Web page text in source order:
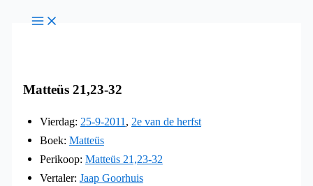
Matteüs 21,23-32
Vierdag: 25-9-2011, 2e van de herfst
Boek: Matteüs
Perikoop: Matteüs 21,23-32
Vertaler: Jaap Goorhuis